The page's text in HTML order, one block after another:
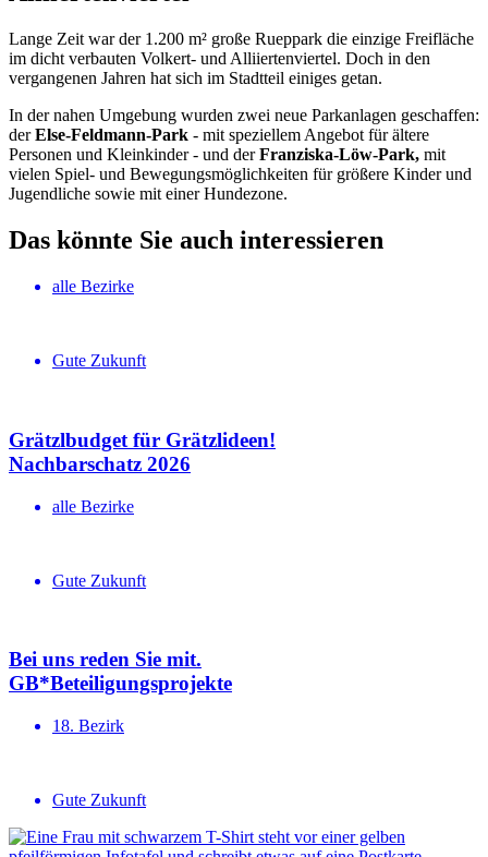
Lange Zeit war der 1.200 m² große Rueppark die einzige Freifläche
im dicht verbauten Volkert- und Alliiertenviertel. Doch in den
vergangenen Jahren hat sich im Stadtteil einiges getan.
In der nahen Umgebung wurden zwei neue Parkanlagen geschaffen:
derElse-Feldmann-Park - mit speziellem Angebot für ältere
Personen und Kleinkinder - und derFranziska-Löw-Park, mit
vielen Spiel- und Bewegungsmöglichkeiten für größere Kinder und
Jugendliche sowie mit einer Hundezone.
Das könnte Sie auch interessieren
alle Bezirke
Gute Zukunft
Grätzlbudget für Grätzlideen!
Nachbar­schatz 2026
alle Bezirke
Gute Zukunft
Bei uns reden Sie mit.
GB*Betei­li­gungs­projekte
18. Bezirk
Gute Zukunft